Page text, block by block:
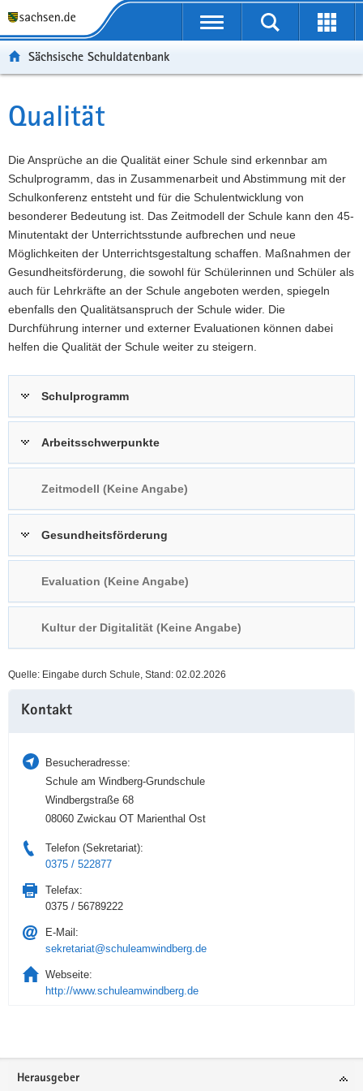
t
ü
e
r
g
r
e
i
f
e
n
d
e
i
g
o
n
r
l
a
v
i
g
a
t
i
o
n
a
t
n
h
a
l
t
W
t
r
e
I
n
f
o
r
m
a
t
i
r
i
c
e
Portalübergreifende
Suche
Sächsische Schuldatenbank
Hauptinhalt
Qualität
Die Ansprüche an die Qualität einer Schule sind erkennbar am
Schulprogramm, das in Zusammenarbeit und Abstimmung mit der
Schulkonferenz entsteht und für die Schulentwicklung von
besonderer Bedeutung ist. Das Zeitmodell der Schule kann den 45-
Minutentakt der Unterrichtsstunde aufbrechen und neue
Möglichkeiten der Unterrichtsgestaltung schaffen. Maßnahmen der
Gesundheitsförderung, die sowohl für Schülerinnen und Schüler als
auch für Lehrkräfte an der Schule angeboten werden, spiegeln
ebenfalls den Qualitätsanspruch der Schule wider. Die
Durchführung interner und externer Evaluationen können dabei
helfen die Qualität der Schule weiter zu steigern.
Schulprogramm
Arbeitsschwerpunkte
Zeitmodell (Keine Angabe)
Gesundheitsförderung
Evaluation (Keine Angabe)
Kultur der Digitalität (Keine Angabe)
Quelle: Eingabe durch Schule, Stand: 02.02.2026
Information
Kontakt
Besucheradresse:
Schule am Windberg-Grundschule
Windbergstraße 68
08060 Zwickau OT Marienthal Ost
Telefon (Sekretariat):
0375 / 522877
Telefax:
0375 / 56789222
E-Mail:
sekretariat@schuleamwindberg.de
Webseite:
http://www.schuleamwindberg.de
Service
Herausgeber